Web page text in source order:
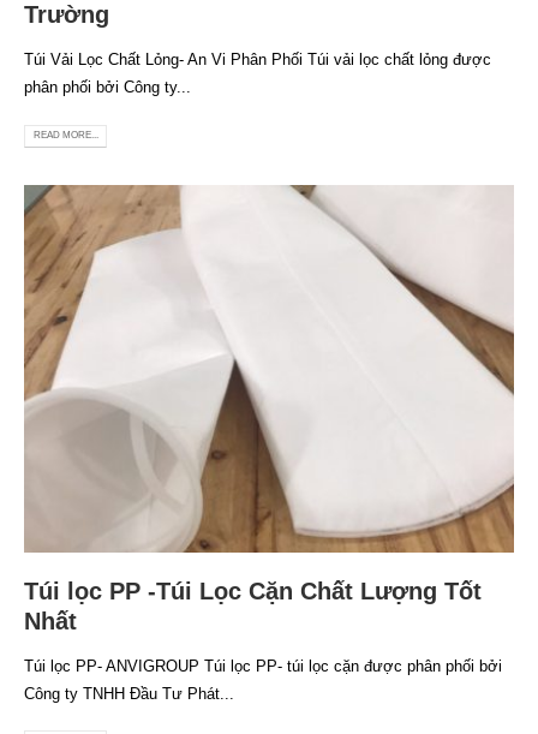
Trường
Túi Vải Lọc Chất Lỏng- An Vi Phân Phối Túi vải lọc chất lỏng được
phân phối bởi Công ty...
READ MORE...
Túi lọc PP -Túi Lọc Cặn Chất Lượng Tốt
Nhất
Túi lọc PP- ANVIGROUP Túi lọc PP- túi lọc cặn được phân phối bởi
Công ty TNHH Đầu Tư Phát...